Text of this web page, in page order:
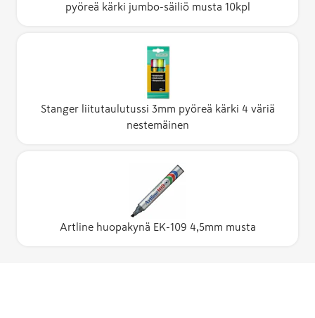
pyöreä kärki jumbo-säiliö musta 10kpl
Stanger liitutaulutussi 3mm pyöreä kärki 4 väriä
nestemäinen
Artline huopakynä EK-109 4,5mm musta